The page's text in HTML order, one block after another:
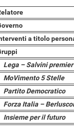
a titolo
Lega – Salvini premier
MoVimento 5 Stelle
Partito Democratico
Forza Italia –
Insieme per il futuro